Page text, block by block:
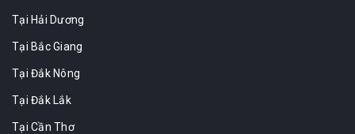
Tại Hải Dương
Tại Bắc Giang
Tại Đắk Nông
Tại Đắk Lắk
Tại Cần Thơ